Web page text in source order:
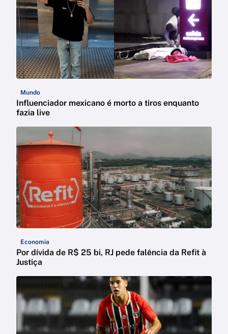
Mundo
Influenciador mexicano é morto a tiros enquanto
fazia live
Economia
Por dívida de R$ 25 bi, RJ pede falência da Refit à
Justiça